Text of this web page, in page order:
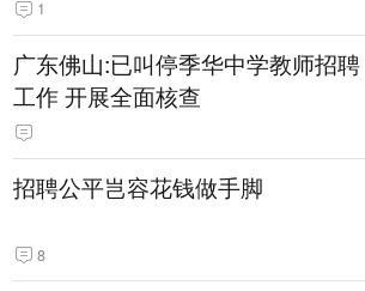
1
广东佛山:已叫停季华中学教师招聘
工作 开展全面核查
招聘公平岂容花钱做手脚
8